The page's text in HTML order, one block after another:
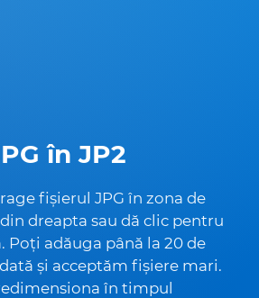
în JP2
fișierul JPG în zona de
dreapta sau dă clic pentru
Poți adăuga până la 20 de
și acceptăm fișiere mari.
în timpul